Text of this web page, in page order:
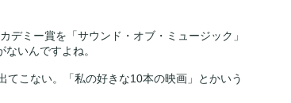
デミー賞を「サウンド・オブ・ミュージック」
いんですよね。
こない。「私の好きな10本の映画」とかいう